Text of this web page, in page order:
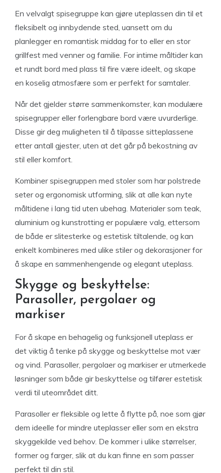
En velvalgt spisegruppe kan gjøre uteplassen din til et
fleksibelt og innbydende sted, uansett om du
planlegger en romantisk middag for to eller en stor
grillfest med venner og familie. For intime måltider kan
et rundt bord med plass til fire være ideelt, og skape
en koselig atmosfære som er perfekt for samtaler.
Når det gjelder større sammenkomster, kan modulære
spisegrupper eller forlengbare bord være uvurderlige.
Disse gir deg muligheten til å tilpasse sitteplassene
etter antall gjester, uten at det går på bekostning av
stil eller komfort.
Kombiner spisegruppen med stoler som har polstrede
seter og ergonomisk utforming, slik at alle kan nyte
måltidene i lang tid uten ubehag. Materialer som teak,
aluminium og kunstrotting er populære valg, ettersom
de både er slitesterke og estetisk tiltalende, og kan
enkelt kombineres med ulike stiler og dekorasjoner for
å skape en sammenhengende og elegant uteplass.
Skygge og beskyttelse:
Parasoller, pergolaer og
markiser
For å skape en behagelig og funksjonell uteplass er
det viktig å tenke på skygge og beskyttelse mot vær
og vind. Parasoller, pergolaer og markiser er utmerkede
løsninger som både gir beskyttelse og tilfører estetisk
verdi til uteområdet ditt.
Parasoller er fleksible og lette å flytte på, noe som gjør
dem ideelle for mindre uteplasser eller som en ekstra
skyggekilde ved behov. De kommer i ulike størrelser,
former og farger, slik at du kan finne en som passer
perfekt til din stil.